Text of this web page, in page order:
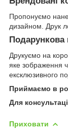
Пропонуємо
дизайном. Друк
Подарункова
Друкуємо на
яке зображення
ексклюзивного
Приймаємо в
Для
Приховати